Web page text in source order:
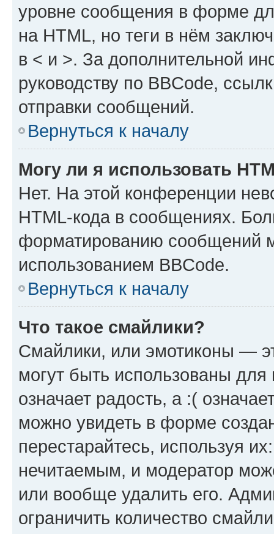
уровне сообщения в форме
на HTML, но теги в нём
в < и >. За дополнительной
руководству по BBCode,
отправки сообщений.
Вернуться к началу
Могу ли я использовать
Нет. На этой конференции
HTML-кода в сообщениях.
форматированию сообщений
использованием BBCode.
Вернуться к началу
Что такое смайлики?
Смайлики, или эмотиконы —
могут быть использованы
означает радость, а :(
можно увидеть в форме
перестарайтесь, используя
нечитаемым, и модератор
или вообще удалить его.
ограничить количество